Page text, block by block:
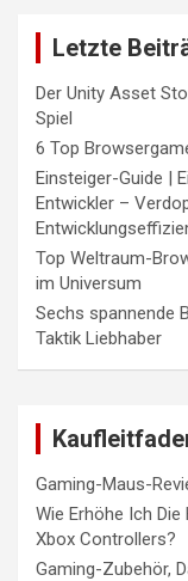
Letzte
Der Unity Asset
Spiel
6 Top
Einsteiger-Guide |
Entwickler –
Top Weltraum-
im Universum
Sechs spannende
Taktik Liebhaber
Gaming-Maus-
Wie Erhöhe Ich
Xbox Controllers?
Gaming-Zubehör,